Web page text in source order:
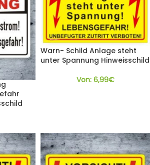
Warn- Schild Anlage steht
unter Spannung Hinweisschild
Von: 6,99€